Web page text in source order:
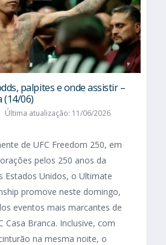
palpites e onde assistir –
(14/06)
Última atualização: 11/06/2026
de UFC Freedom 250, em
pelos 250 anos da
Estados Unidos, o Ultimate
promove neste domingo,
eventos mais marcantes de
Casa Branca. Inclusive, com
na mesma noite, o